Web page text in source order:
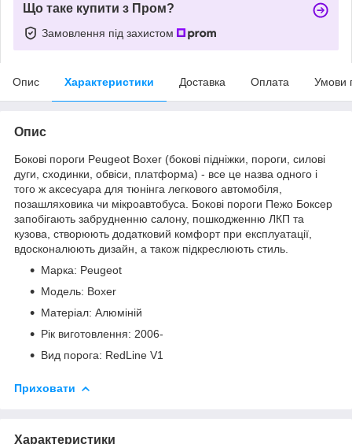
Що таке купити з Пром?
Замовлення під захистом
Опис Характеристики Доставка Оплата Умови
Опис
Бокові пороги Peugeot Boxer (бокові підніжки, пороги, силові
дуги, сходинки, обвіси, платформа) - все це назва одного і
того ж аксесуара для тюнінга легкового автомобіля,
позашляховика чи мікроавтобуса. Бокові пороги Пежо Боксер
запобігають забрудненню салону, пошкодженню ЛКП та
кузова, створюють додатковий комфорт при експлуатації,
вдосконалюють дизайн, а також підкреслюють стиль.
Марка: Peugeot
Модель: Boxer
Матеріал: Алюміній
Рік виготовлення: 2006-
Вид порога: RedLine V1
Приховати
Характеристики